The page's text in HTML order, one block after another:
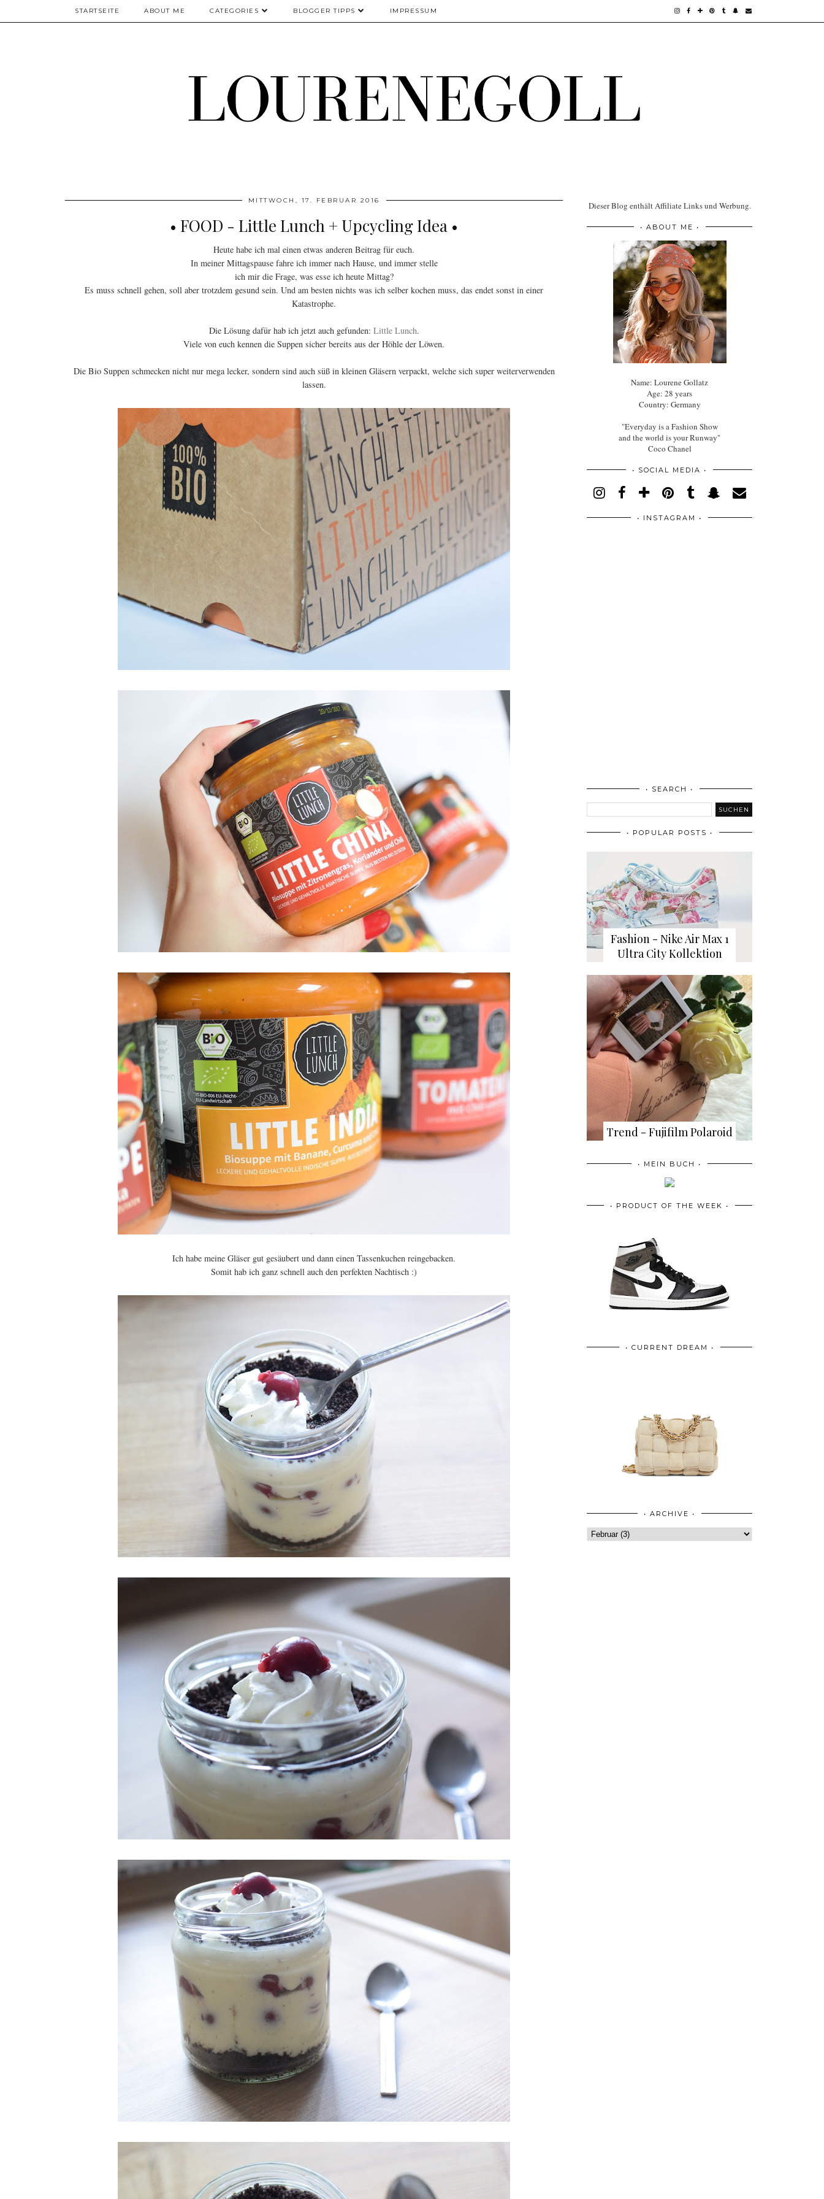
STARTSEITE ABOUT ME CATEGORIES BLOGGER TIPPS IMPRESSUM
MITTWOCH, 17. FEBRUAR 2016
• FOOD - Little Lunch + Upcycling Idea •
Heute habe ich mal einen etwas anderen Beitrag für euch.
In meiner Mittagspause fahre ich immer nach Hause, und immer stelle
ich mir die Frage, was esse ich heute Mittag?
Es muss schnell gehen, soll aber trotzdem gesund sein. Und am besten nichts was ich selber kochen muss, das endet sonst in einer
Katastrophe.
Die Lösung dafür hab ich jetzt auch gefunden: Little Lunch.
Viele von euch kennen die Suppen sicher bereits aus der Höhle der Löwen.
Die Bio Suppen schmecken nicht nur mega lecker, sondern sind auch süß in kleinen Gläsern verpackt, welche sich super weiterverwenden
lassen.
Ich habe meine Gläser gut gesäubert und dann einen Tassenkuchen reingebacken.
Somit hab ich ganz schnell auch den perfekten Nachtisch :)
Dieser Blog enthält Affiliate Links und Werbung.
• ABOUT ME •
Name: Lourene Gollatz
Age: 28 years
Country: Germany
"Everyday is a Fashion Show
and the world is your Runway"
Coco Chanel
• SOCIAL MEDIA •
• INSTAGRAM •
• SEARCH •
• POPULAR POSTS •
Fashion - Nike Air Max 1
Ultra City Kollektion
Trend - Fujifilm Polaroid
• MEIN BUCH •
• PRODUCT OF THE WEEK •
• CURRENT DREAM •
• ARCHIVE •